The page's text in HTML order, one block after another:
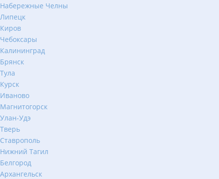
Набережные Челны
Липецк
Киров
Чебоксары
Калининград
Брянск
Тула
Курск
Иваново
Магнитогорск
Улан-Удэ
Тверь
Ставрополь
Нижний Тагил
Белгород
Архангельск